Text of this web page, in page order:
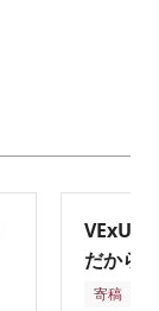
VExUS
だから
寄稿